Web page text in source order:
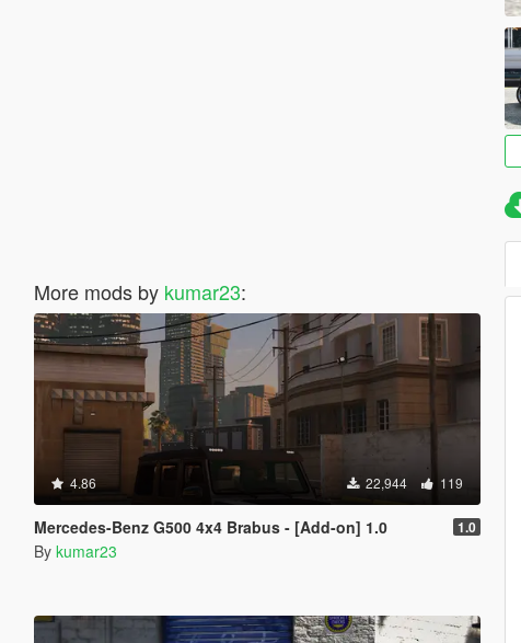
More mods by kumar23:
4.86 22,944 119
Mercedes-Benz G500 4x4 Brabus - [Add-on] 1.0 1.0
By kumar23